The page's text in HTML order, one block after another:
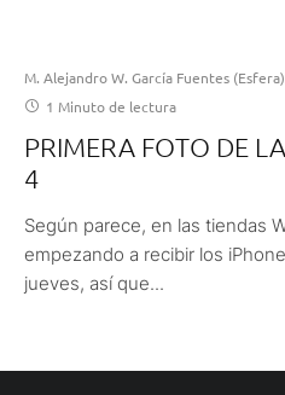
M. Alejandro W. García Fuentes (Esfera)
1 Minuto de lectura
PRIMERA FOTO DE
4
Según parece, en las tiendas
empezando a recibir los
jueves, así que...